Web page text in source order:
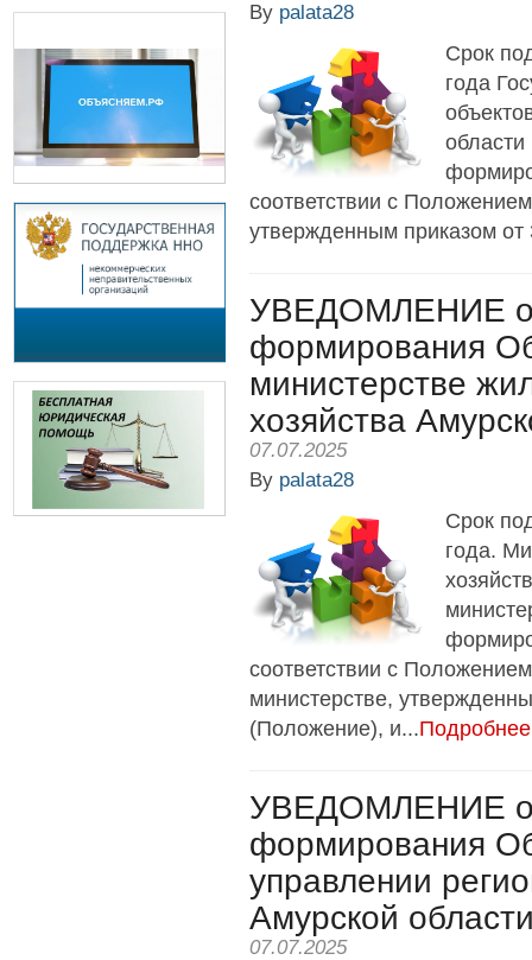
By palata28
Срок
года
соответствии с
утвержденным приказом
УВЕДОМЛЕНИЕ о
формирования
министерстве
хозяйства
07.07.2025
By palata28
Срок
года.
соответствии с
министерстве,
(Положение), и...
УВЕДОМЛЕНИЕ о
формирования
управлении
Амурской
07.07.2025